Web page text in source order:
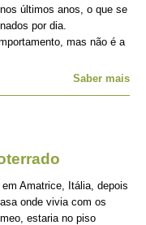
últimos anos, o que se
por dia.
mas não é a
Saber mais
Amatrice, Itália, depois
onde vivia com os
estaria no piso